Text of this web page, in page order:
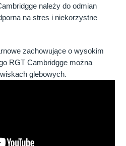
należy do odmian
na stres i niekorzystne
zachowujące o wysokim
RGT Cambridgge można
glebowych.